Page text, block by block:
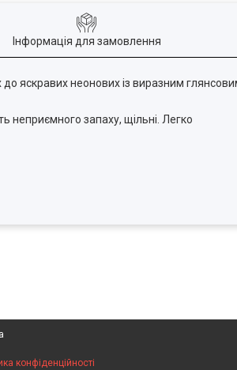
Інформація для замовлення
до яскравих неонових із виразним
неприємного запаху, щільні. Легко
конфіденційності